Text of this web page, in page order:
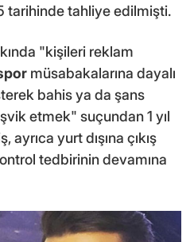
tarihinde tahliye edilmişti.
"kişileri reklam
müsabakalarına dayalı
bahis ya da şans
etmek" suçundan 1 yıl
yurt dışına çıkış
tedbirinin devamına